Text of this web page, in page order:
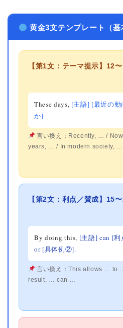
黄金3文テンプレート（基
【第1文：テーマ提示】12
These days, [主語] [最近の
か].
言い換え：Recently, … /
years, … / In modern society, …
【第2文：利点／賛成】15
By doing this, [主語] can [利
or [具体例②].
言い換え：This allows … to
result, … can …